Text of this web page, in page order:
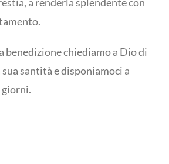
benedizione chiediamo a Dio di
santità e disponiamoci a